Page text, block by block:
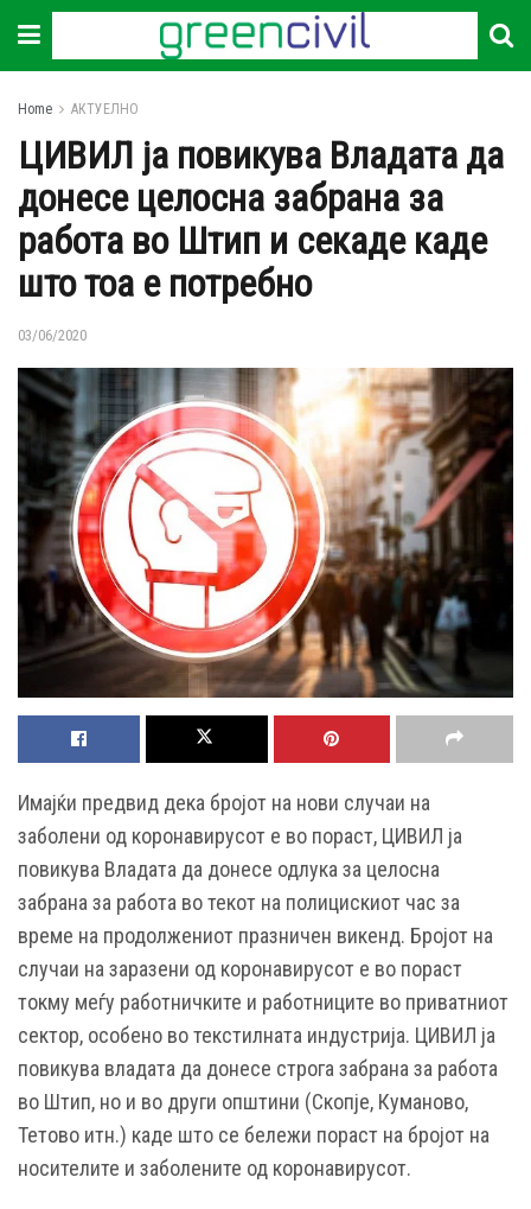
Home АКТУЕЛНО
ЦИВИЛ ја повикува Владата да
донесе целосна забрана за
работа во Штип и секаде каде
што тоа е потребно
03/06/2020
Имајќи предвид дека бројот на нови случаи на
заболени од коронавирусот е во пораст, ЦИВИЛ ја
повикува Владата да донесе одлука за целосна
забрана за работа во текот на полицискиот час за
време на продолжениот празничен викенд. Бројот на
случаи на заразени од коронавирусот е во пораст
токму меѓу работничките и работниците во приватниот
сектор, особено во текстилната индустрија. ЦИВИЛ ја
повикува владата да донесе строга забрана за работа
во Штип, но и во други општини (Скопје, Куманово,
Тетово итн.) каде што се бележи пораст на бројот на
носителите и заболените од коронавирусот.